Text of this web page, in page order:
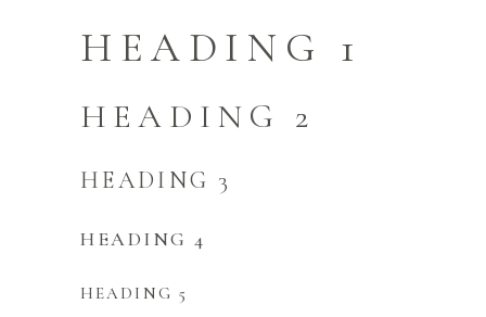
HEADING 1
HEADING 2
HEADING 3
HEADING 4
HEADING 5